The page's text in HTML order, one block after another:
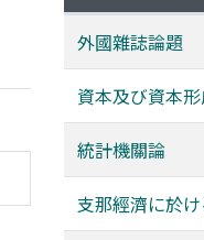
外國雜誌論題
資本及び資本
統計機關論
支那經濟に於